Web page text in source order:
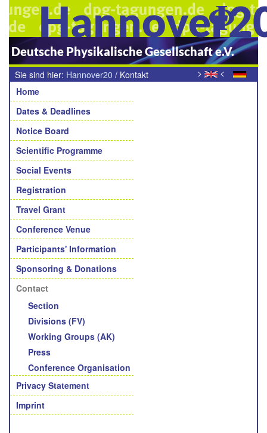
Deutsche Physikalische Gesellschaft e.V.
> <
Sie sind hier: Hannover20 / Kontakt
Navigation
Home
Dates & Deadlines
Notice Board
Scientific Programme
Social Events
Registration
Travel Grant
Conference Venue
Participants' Information
Sponsoring & Donations
Contact
Section
Divisions (FV)
Working Groups (AK)
Press
Conference Organisation
Privacy Statement
Imprint